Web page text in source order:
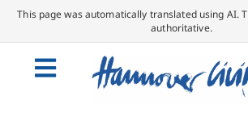
This page was automatically translated using AI.
authoritative.